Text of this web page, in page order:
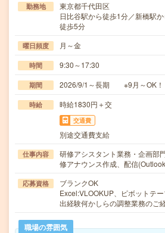
勤務地
東京都千代田区
日比谷駅から徒歩1分／新橋駅
徒歩5分
曜日頻度 月～金
時間 9:30～17:30
期間 2026/9/1～長期 ※9月～OK！
時給 時給1830円＋交
交通費
別途交通費支給
仕事内容
研修アシスタント業務・企画部
修アナウンス作成、配信
応募資格
ブランクOK
Excel:VLOOKUP、ピボットテ
出経験何かしらの調整業務のご
職場の雰囲気